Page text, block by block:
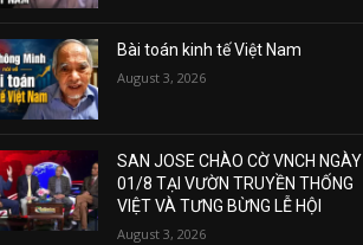
Bài toán kinh tế Việt Nam
August 3, 2026
SAN JOSE CHÀO CỜ VNCH NGÀY
01/8 TẠI VƯỜN TRUYỀN THỐNG
VIỆT VÀ TƯNG BỪNG LỄ HỘI
August 3, 2026